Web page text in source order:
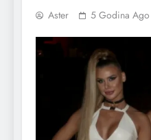
Aster 5 Godina Ago